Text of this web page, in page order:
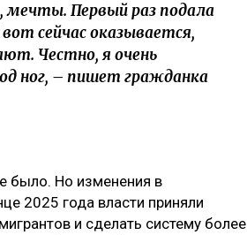
мечты. Первый раз подала
сейчас оказывается,
Честно, я очень
ног, – пишет гражданка
было. Но изменения в
2025 года власти приняли
и сделать систему более